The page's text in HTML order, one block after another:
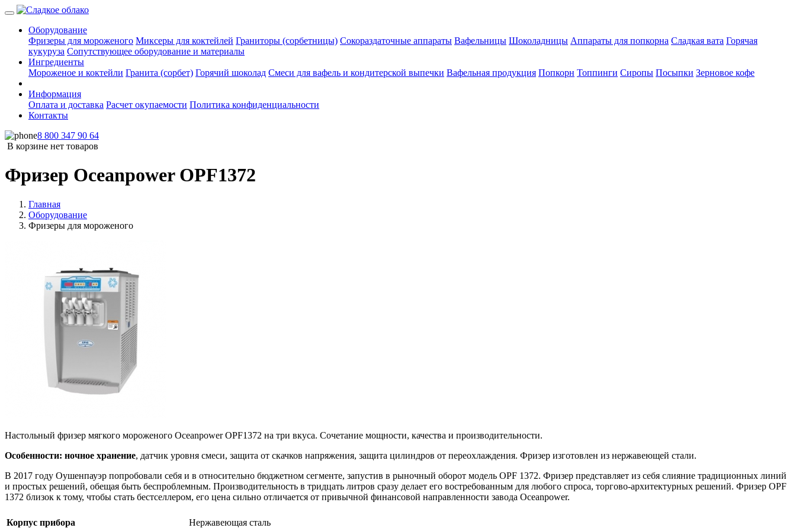
Оборудование
Фризеры для мороженого Миксеры для коктейлей Граниторы (сорбетницы) Сокораздаточные аппараты Вафельницы Шоколадницы Аппараты для попкорна Сладкая вата Горячая
кукуруза Сопутствующее оборудование и материалы
Ингредиенты
Мороженое и коктейли Гранита (сорбет) Горячий шоколад Смеси для вафель и кондитерской выпечки Вафельная продукция Попкорн Топпинги Сиропы Посыпки Зерновое кофе
Информация
Оплата и доставка Расчет окупаемости Политика конфиденциальности
Контакты
8 800 347 90 64
В корзине нет товаров
Фризер Oceanpower OPF1372
Главная
Оборудование
Фризеры для мороженого
Настольный фризер мягкого мороженого Oceanpower OPF1372 на три вкуса. Сочетание мощности, качества и производительности.
Особенности: ночное хранение, датчик уровня смеси, защита от скачков напряжения, защита цилиндров от переохлаждения. Фризер изготовлен из нержавеющей стали.
В 2017 году Оушенпауэр попробовали себя и в относительно бюджетном сегменте, запустив в рыночный оборот модель OPF 1372. Фризер представляет из себя слияние традиционных линий
и простых решений, обещая быть беспроблемным. Производительность в тридцать литров сразу делает его востребованным для любого спроса, торгово-архитектурных решений. Фризер OPF
1372 близок к тому, чтобы стать бестселлером, его цена сильно отличается от привычной финансовой направленности завода Oceanpower.
Корпус прибора
Нержавеющая сталь